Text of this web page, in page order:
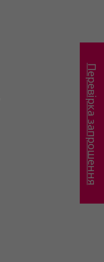
Перевірка запрошення